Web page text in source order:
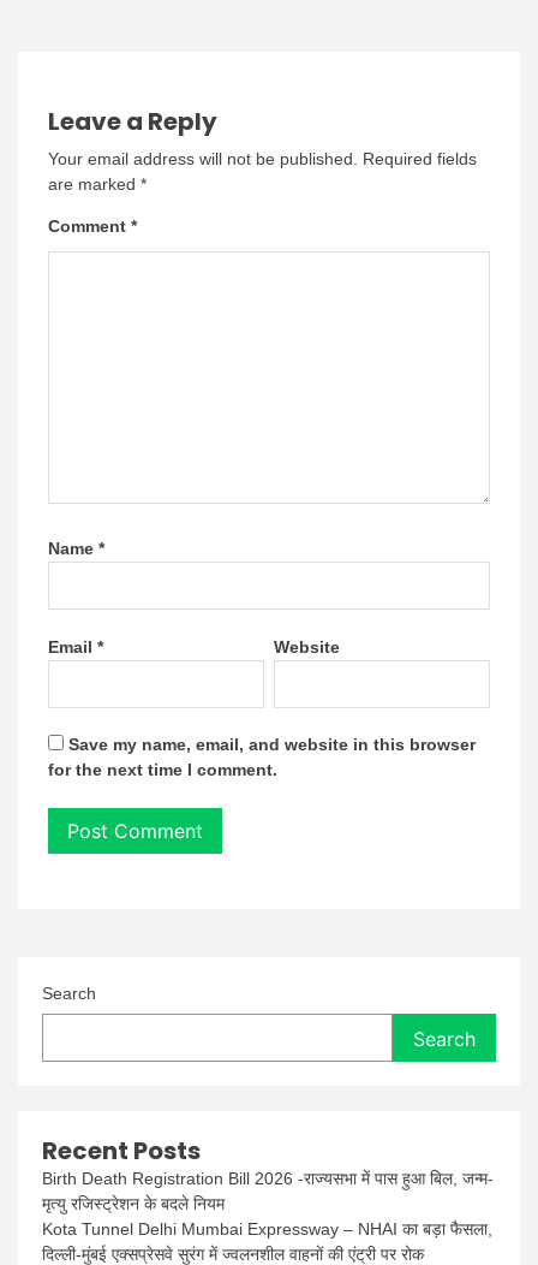
Leave a Reply
Your email address will not be published. Required fields
are marked *
Comment *
Name *
Email * Website
Save my name, email, and website in this browser
for the next time I comment.
Search
Search
Recent Posts
Birth Death Registration Bill 2026 -राज्यसभा में पास हुआ बिल, जन्म-
मृत्यु रजिस्ट्रेशन के बदले नियम
Kota Tunnel Delhi Mumbai Expressway – NHAI का बड़ा फैसला,
दिल्ली-मुंबई एक्सप्रेसवे सुरंग में ज्वलनशील वाहनों की एंट्री पर रोक